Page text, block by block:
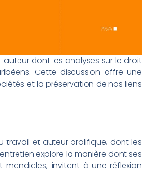
auteur dont les analyses sur le droit
Cette discussion offre une
et la préservation de nos liens
travail et auteur prolifique, dont les
explore la manière dont ses
mondiales, invitant à une réflexion